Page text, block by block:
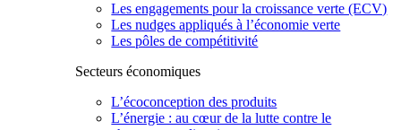
Les engagements pour la croissance verte (ECV)
Les nudges appliqués à l’économie verte
Les pôles de compétitivité
Secteurs économiques
L’écoconception des produits
L’énergie : au cœur de la lutte contre le